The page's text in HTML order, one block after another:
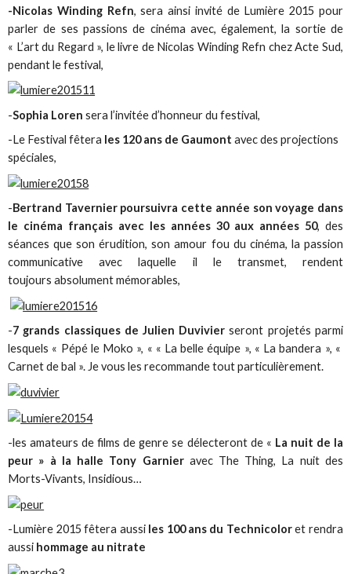
-Nicolas Winding Refn, sera ainsi invité de Lumière 2015 pour
parler de ses passions de cinéma avec, également, la sortie de
« L’art du Regard », le livre de Nicolas Winding Refn chez Acte Sud,
pendant le festival,
-Sophia Loren sera l’invitée d’honneur du festival,
-Le Festival fêtera les 120 ans de Gaumont avec des projections
spéciales,
-Bertrand Tavernier poursuivra cette année son voyage dans
le cinéma français avec les années 30 aux années 50, des
séances que son érudition, son amour fou du cinéma, la passion
communicative avec laquelle il le transmet, rendent
toujours absolument mémorables,
-7 grands classiques de Julien Duvivier seront projetés parmi
lesquels « Pépé le Moko », « « La belle équipe », « La bandera », «
Carnet de bal ». Je vous les recommande tout particulièrement.
-les amateurs de films de genre se délecteront de « La nuit de la
peur » à la halle Tony Garnieravec The Thing, La nuit des
Morts-Vivants, Insidious…
-Lumière 2015 fêtera aussi les 100 ans du Technicoloret rendra
aussi hommage au nitrate